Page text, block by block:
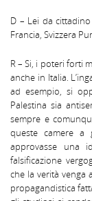
D – Lei da
Francia, Svizzera
R – Si, i poteri forti
anche in Italia.
ad esempio, si
Palestina sia
sempre e
queste camere a
approvasse una
falsificazione
che la verità venga
propagandistica